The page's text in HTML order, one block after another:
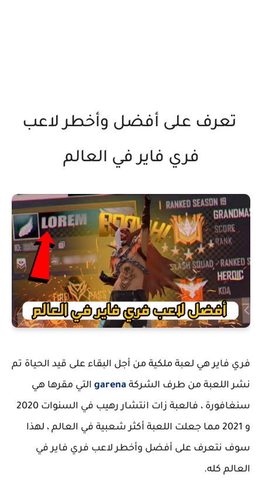
تعرف على أفضل وأخطر لاعب
فري فاير في العالم
فري فاير هي لعبة ملكية من أجل البقاء على قيد الحياة تم
نشر اللعبة من طرف الشركة garena التي مقرها هي
سنغافورة ، فالعبة زات انتشار رهيب في السنوات 2020
و 2021 مما جعلت اللعبة أكثر شعبية في العالم ، لهذا
سوف نتعرف على أفضل وأخطر لاعب فري فاير في
العالم كله.